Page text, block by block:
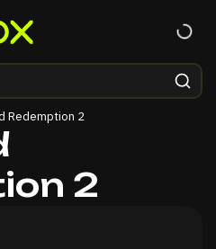
Redemption 2
2